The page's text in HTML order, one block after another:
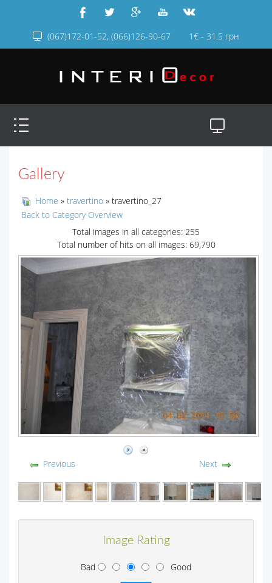
(067)172-01-52, (066)126-90-67 1€ - 31.5 грн
Gallery
Home » travertino » travertino_27
Back to Category Overview
Total images in all categories: 255
Total number of hits on all images: 69,790
Previous Next
Image Rating
Bad Good